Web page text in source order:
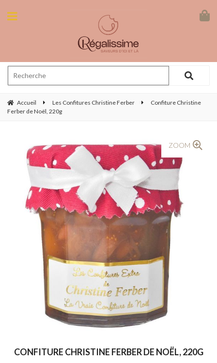
Accueil Les Confitures Christine Ferber
Confiture Christine
Ferber de Noël, 220g
ZOOM
CONFITURE CHRISTINE FERBER DE NOËL, 220G